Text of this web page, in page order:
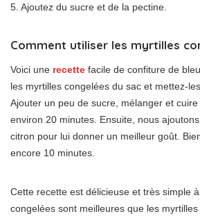
5. Ajoutez du sucre et de la pectine.
Comment utiliser les myrtilles
Voici une recette facile de confiture de
les myrtilles congelées du sac et mettez-
Ajouter un peu de sucre, mélanger et
environ 20 minutes. Ensuite, nous
citron pour lui donner un meilleur goût.
encore 10 minutes.
Cette recette est délicieuse et très simple
congelées sont meilleures que les